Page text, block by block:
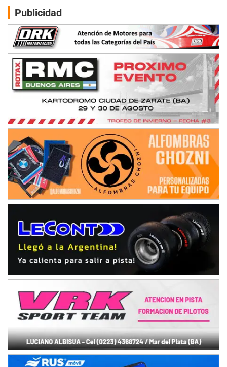
NORESTE SANTAFESINO - F6
Ciudad de Avellaneda (Asfalto)
Avellaneda (Santa Fe)
SUR SANTAFESINO - F4
José Samuel Sánchez (Tierra)
Rufino (Santa Fe)
TUCUMANO - F5
El Timbó (Tucumán)
COBERTURA ESPECIAL DE E-KART.COM.AR
IAME SERIES ARGENTINA 6
Ramiro Tot (Asfalto)
Baradero (Buenos Aires)
KDO - F6
Ciudad de Trenque Lauquen (Asfalto)
ENTRERRIANO - F6 (POSTERGADA)
Parque de la Velocidad (Asfalto)
Villaguay (Entre Ríos)
VICTORIENSE - F7
El Cerro (Tierra)
PATAGONICO - F6
Moto Club Reginense (Tierra)
CSK - F7
Juventud Unida (Tierra)
Humboldt (Santa Fe)
Publicidad